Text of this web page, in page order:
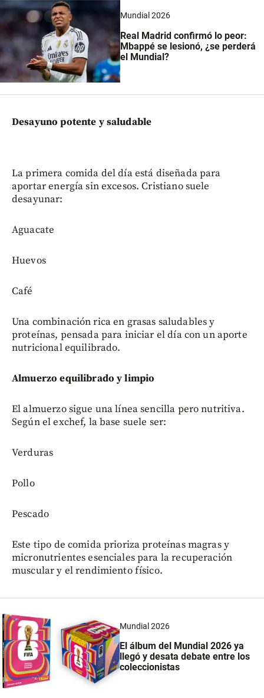
Mundial 2026
Real Madrid confirmó lo peor:
Mbappé se lesionó, ¿se perderá
el Mundial?
Desayuno potente y saludable
La primera comida del día está diseñada para
aportar energía sin excesos. Cristiano suele
desayunar:
Aguacate
Huevos
Café
Una combinación rica en grasas saludables y
proteínas, pensada para iniciar el día con un aporte
nutricional equilibrado.
Almuerzo equilibrado y limpio
El almuerzo sigue una línea sencilla pero nutritiva.
Según el exchef, la base suele ser:
Verduras
Pollo
Pescado
Este tipo de comida prioriza proteínas magras y
micronutrientes esenciales para la recuperación
muscular y el rendimiento físico.
Mundial 2026
El álbum del Mundial 2026 ya
llegó y desata debate entre los
coleccionistas